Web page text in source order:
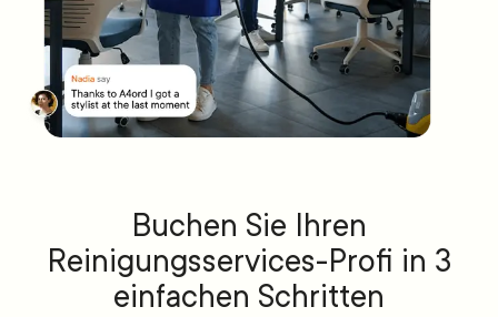
Buchen Sie Ihren
Reinigungsservices-Profi in 3
einfachen Schritten